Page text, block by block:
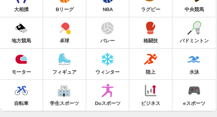
大相撲 Bリーグ NBA ラグビー 中央競馬
地方競馬 卓球 バレー 格闘技 バドミントン
モーター フィギュア ウィンター 陸上 水泳
自転車 学生スポーツ Doスポーツ ビジネス eスポーツ